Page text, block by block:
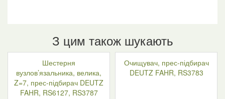
З цим також шукають
Шестерня
вузлов’язальника, велика,
Z=7, прес-підбирач DEUTZ
FAHR, RS6127, RS3787
Очищувач, прес-підбирач
DEUTZ FAHR, RS3783